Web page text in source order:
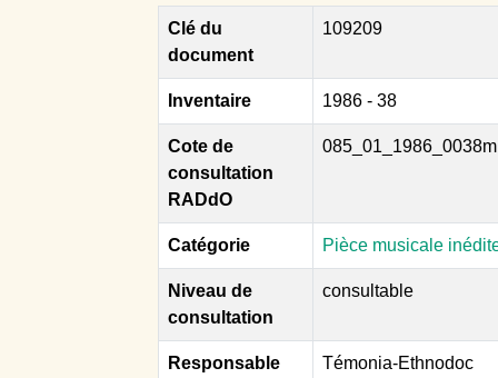
Clé du
document
109209
Inventaire 1986 - 38
Cote de
consultation
RADdO
Catégorie Pièce musicale
Niveau de
consultation
consultable
Responsable
Témonia-Ethnodoc